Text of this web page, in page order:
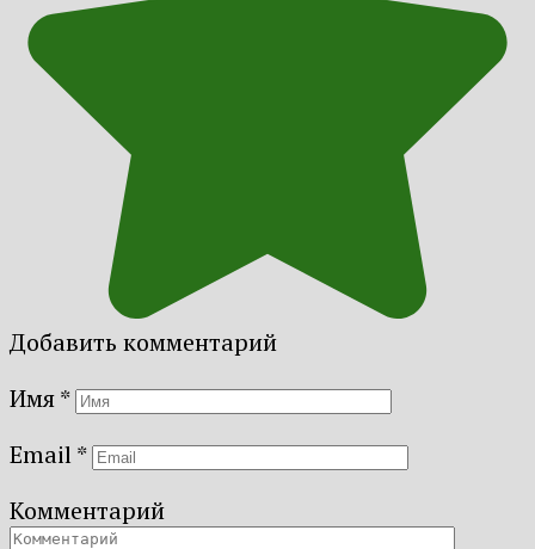
Добавить комментарий
Имя*
Email*
Комментарий